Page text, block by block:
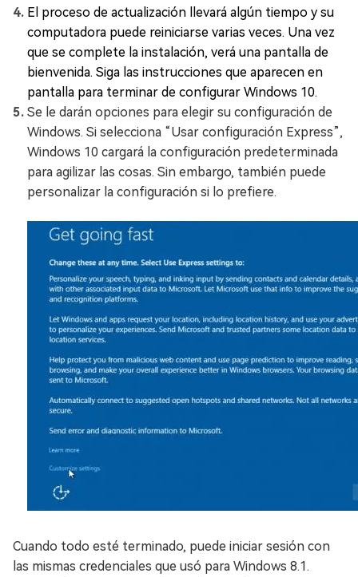
El proceso de actualización llevará algún tiempo y su
computadora puede reiniciarse varias veces. Una vez
que se complete la instalación, verá una pantalla de
bienvenida. Siga las instrucciones que aparecen en
pantalla para terminar de configurar Windows 10.
Se le darán opciones para elegir su configuración de
Windows. Si selecciona “Usar configuración Express”,
Windows 10 cargará la configuración predeterminada
para agilizar las cosas. Sin embargo, también puede
personalizar la configuración si lo prefiere.
Cuando todo esté terminado, puede iniciar sesión con
las mismas credenciales que usó para Windows 8.1.